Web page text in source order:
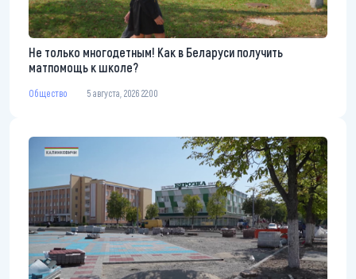
Не только многодетным! Как в Беларуси получить
матпомощь к школе?
Общество 5 августа, 2026 22:00